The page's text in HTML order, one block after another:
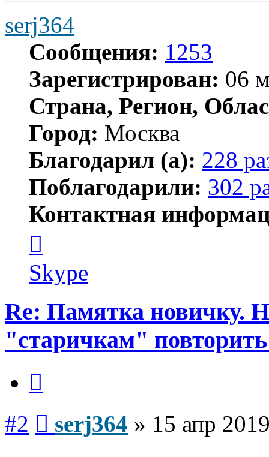
serj364
Сообщения: 1253
Зарегистрирован: 06
Страна, Регион,
Город: Москва
Благодарил (а): 228
Поблагодарили: 302
Контактная
пользователя
serj364
Skype
Re: Памятка новичку.
"старичкам"
#2 serj364 » 15 апр